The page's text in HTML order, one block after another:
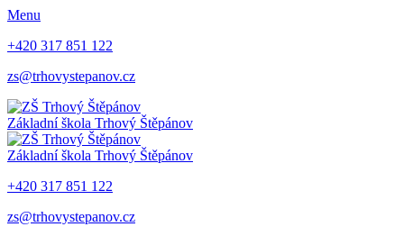
Menu
+420 317 851 122
zs@trhovystepanov.cz
Základní škola Trhový Štěpánov
Základní škola Trhový Štěpánov
+420 317 851 122
zs@trhovystepanov.cz